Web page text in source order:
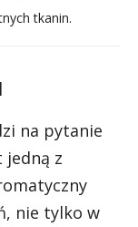
tkanin.
na pytanie
jedną z
nie tylko w